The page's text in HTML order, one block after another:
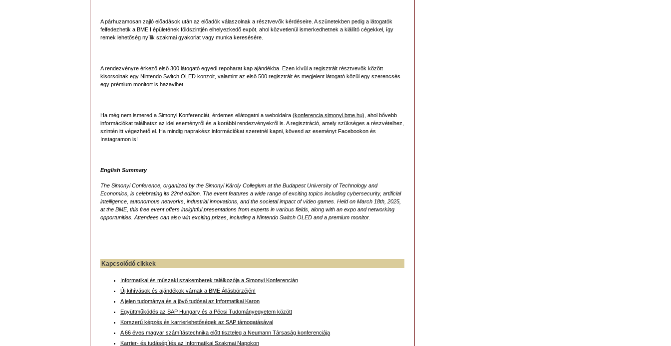
A párhuzamosan zajló előadások után az előadók válaszolnak a résztvevők kérdéseire. A szünetekben pedig a látogatók
felfedezhetik a BME I épületének földszintjén elhelyezkedő expót, ahol közvetlenül ismerkedhetnek a kiállító cégekkel, így
remek lehetőség nyílik szakmai gyakorlat vagy munka keresésére.
A rendezvényre érkező első 300 látogató egyedi repoharat kap ajándékba. Ezen kívül a regisztrált résztvevők között
kisorsolnak egy Nintendo Switch OLED konzolt, valamint az első 500 regisztrált és megjelent látogató közül egy szerencsés
egy prémium monitort is hazavihet.
Ha még nem ismered a Simonyi Konferenciát, érdemes ellátogatni a weboldalra (konferencia.simonyi.bme.hu), ahol bővebb
információkat találhatsz az idei eseményről és a korábbi rendezvényekről is. A regisztráció, amely szükséges a részvételhez,
szintén itt végezhető el. Ha mindig naprakész információkat szeretnél kapni, kövesd az eseményt Facebookon és
Instagramon is!
English Summary
The Simonyi Conference, organized by the Simonyi Károly Collegium at the Budapest University of Technology and
Economics, is celebrating its 22nd edition. The event features a wide range of exciting topics including cybersecurity, artificial
intelligence, autonomous networks, industrial innovations, and the societal impact of video games. Held on March 18th, 2025,
at the BME, this free event offers insightful presentations from experts in various fields, along with an expo and networking
opportunities. Attendees can also win exciting prizes, including a Nintendo Switch OLED and a premium monitor.
Kapcsolódó cikkek
Informatikai és műszaki szakemberek találkozója a Simonyi Konferencián
Új kihívások és ajándékok várnak a BME Állásbörzéjén!
A jelen tudománya és a jövő tudósai az Informatikai Karon
Együttműködés az SAP Hungary és a Pécsi Tudományegyetem között
Korszerű képzés és karrierlehetőségek az SAP támogatásával
A 66 éves magyar számítástechnika előtt tiszteleg a Neumann Társaság konferenciája
Karrier- és tudásépítés az Informatikai Szakmai Napokon